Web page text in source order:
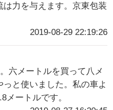
力を与えます。京東包装
2019-08-29 22:19:26
六メートルを買って八メ
と使いました。私の車よ
メートルです。